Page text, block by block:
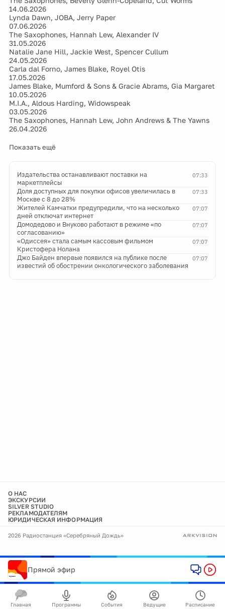
14.06.2026
Lynda Dawn, JOBA, Jerry Paper
07.06.2026
The Saxophones, Hannah Lew, Alexander IV
31.05.2026
Natalie Jane Hill, Jackie West, Spencer Cullum
24.05.2026
Carla dal Forno, James Blake, Royel Otis
17.05.2026
James Blake, Mumford & Sons & Gracie Abrams, Gia Margaret
10.05.2026
M.I.A., Aldous Harding, Widowspeak
03.05.2026
The Saxophones, Hannah Lew, John Andrews & The Yawns
26.04.2026
Показать ещё
07:33
Издательства останавливают поставки на
маркетплейсы
07:33
Доля доступных для покупки офисов увеличилась в
Москве с 8 до 28%
07:07
Жителей Камчатки предупредили, что на несколько
дней отключат интернет
07:07
Домодедово и Внуково работают в режиме «по
согласованию»
07:07
«Одиссея» стала самым кассовым фильмом
Кристофера Нолана
07:07
Джо Байден впервые появился на публике после
известий об обострении онкологического заболевания
О НАС
ЭКСКУРСИИ
SILVER STUDIO
РЕКЛАМОДАТЕЛЯМ
ЮРИДИЧЕСКАЯ ИНФОРМАЦИЯ
2026 Радиостанция «Серебряный Дождь»
Прямой эфир
Главная Программы События Ведущие Расписание